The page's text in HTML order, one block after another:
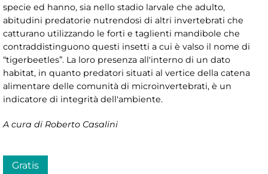
specie ed hanno, sia nello stadio larvale che adulto,
abitudini predatorie nutrendosi di altri invertebrati che
catturano utilizzando le forti e taglienti mandibole che
contraddistinguono questi insetti a cui è valso il nome di
“tigerbeetles”. La loro presenza all'interno di un dato
habitat, in quanto predatori situati al vertice della catena
alimentare delle comunità di microinvertebrati, è un
indicatore di integrità dell'ambiente.
A cura di Roberto Casalini
Gratis